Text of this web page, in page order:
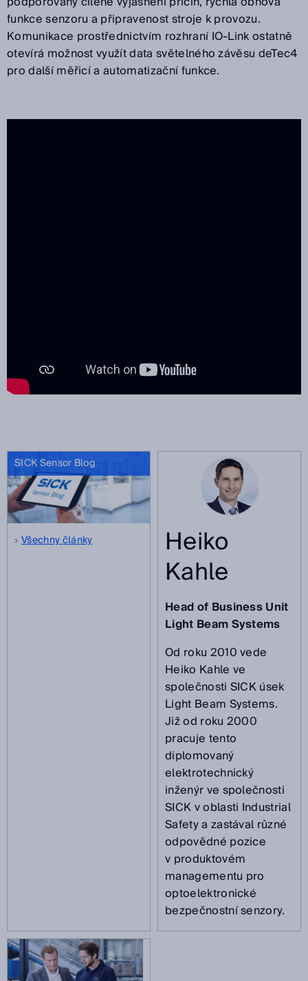
funkce senzoru a připravenost stroje k provozu.
Komunikace prostřednictvím rozhraní IO-Link ostatně
otevírá možnost využít data světelného závěsu deTec4
pro další měřicí a automatizační funkce.
SICK Sensor Blog
Všechny články Heiko
Kahle
Head of Business Unit
Light Beam Systems
Od roku 2010 vede
Heiko Kahle ve
společnosti SICK úsek
Light Beam Systems.
Již od roku 2000
pracuje tento
diplomovaný
elektrotechnický
inženýr ve společnosti
SICK v oblasti Industrial
Safety a zastával různé
odpovědné pozice
v produktovém
managementu pro
optoelektronické
bezpečnostní senzory.